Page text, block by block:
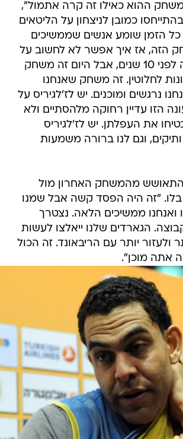
ההוא כאילו זה קרה אתמול",
כמובן לניצחון על הליטאים
כל הזמן שומע אנשים שממשיכים
הזה, אז איך אפשר לא לחשוב על
המשחק. זה היה לפני 10 שנים, אבל היום זה משחק
לחלוטין. זה משחק שאנחנו
נרגשים ומוכנים. יש לז'לגיריס על
הזו עדיין רחוקה מלהסתיים ולא
את העפלתן. יש לז'לגיריס
וגם לנו ברורה משמעות
להתאושש מהמשחק האחרון מול
בלו. "זה היה הפסד קשה אבל שמנו
ואנחנו ממשיכים הלאה. נצטרך
הגארדים שלנו ייאלצו לעשות
ולעזור יותר עם הריבאונד. זה הכול
אתה מוכן".